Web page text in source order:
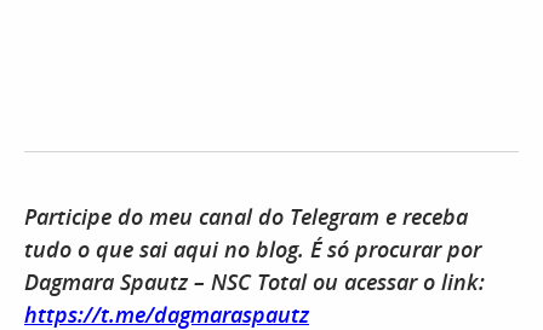
Participe do meu canal do Telegram e receba
tudo o que sai aqui no blog. É só procurar por
Dagmara Spautz – NSC Total ou acessar o link:
https://t.me/dagmaraspautz​